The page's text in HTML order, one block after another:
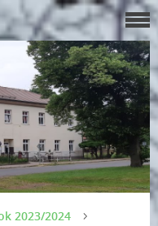
2023/2024